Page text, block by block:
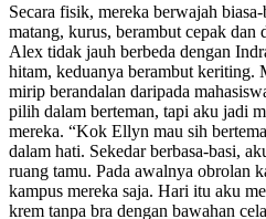
Secara fisik, mereka berwajah
matang, kurus, berambut cepak dan
Alex tidak jauh berbeda dengan
hitam, keduanya berambut keriting.
mirip berandalan daripada
pilih dalam berteman, tapi aku jadi
mereka. “Kok Ellyn mau sih
dalam hati. Sekedar berbasa-basi,
ruang tamu. Pada awalnya obrolan
kampus mereka saja. Hari itu aku
krem tanpa bra dengan bawahan